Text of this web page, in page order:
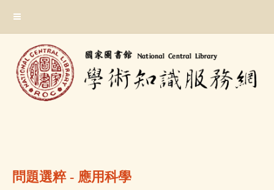
主
問題選粹 - 應用科學